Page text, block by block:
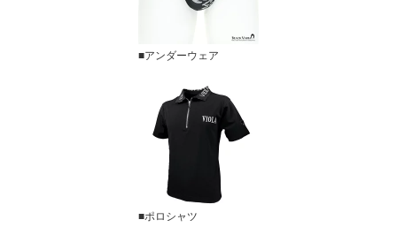
■アンダーウェア
■ポロシャツ